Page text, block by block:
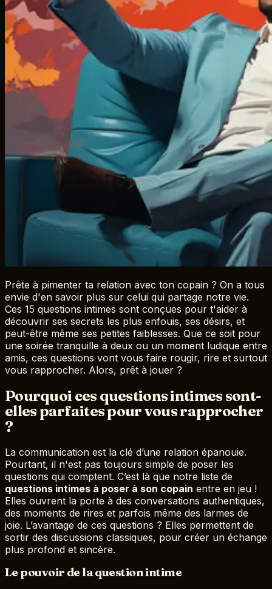
Prête à pimenter ta relation avec ton copain ? On a tous
envie d'en savoir plus sur celui qui partage notre vie.
Ces 15 questions intimes sont conçues pour t'aider à
découvrir ses secrets les plus enfouis, ses désirs, et
peut-être même ses petites faiblesses. Que ce soit pour
une soirée tranquille à deux ou un moment ludique entre
amis, ces questions vont vous faire rougir, rire et surtout
vous rapprocher. Alors, prêt à jouer ?
Pourquoi ces questions intimes sont-
elles parfaites pour vous rapprocher
?
La communication est la clé d’une relation épanouie.
Pourtant, il n'est pas toujours simple de poser les
questions qui comptent. C’est là que notre liste de
questions intimes à poser à son copain entre en jeu !
Elles ouvrent la porte à des conversations authentiques,
des moments de rires et parfois même des larmes de
joie. L’avantage de ces questions ? Elles permettent de
sortir des discussions classiques, pour créer un échange
plus profond et sincère.
Le pouvoir de la question intime